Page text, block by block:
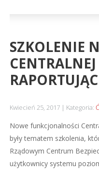
SZKOLENIE
Kwiecień 25, 2017 Kategoria:
Nowe funkcjonalności
były tematem szkolenia,
Rządowym Centrum
użytkownicy systemu